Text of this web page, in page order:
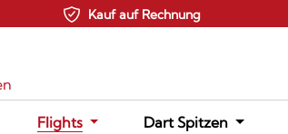
Kauf auf Rechnung
Flights Dart Spitzen